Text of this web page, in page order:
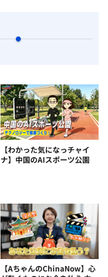
【わかった気になっチャイ
ナ】中国のAIスポーツ公園
【AちゃんのChinaNow】心